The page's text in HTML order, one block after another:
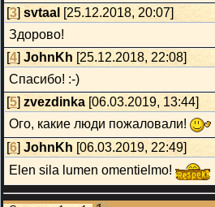
[3] svtaal [25.12.2018, 20:07]
Здорово!
[4] JohnKh [25.12.2018, 22:08]
Спасибо! :-)
[5] zvezdinka [06.03.2019, 13:44]
Ого, какие люди пожаловали!
[6] JohnKh [06.03.2019, 22:49]
Elen sila lumen omentielmo!